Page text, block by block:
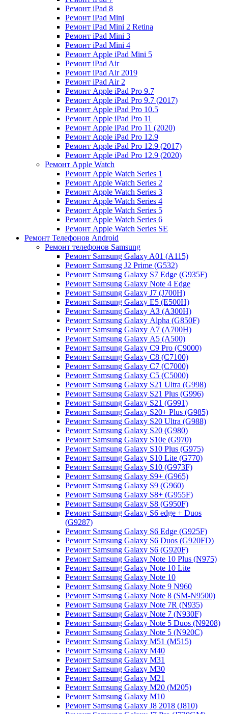
Ремонт iPad 8
Ремонт iPad Mini
Ремонт iPad Mini 2 Retina
Ремонт iPad Mini 3
Ремонт iPad Mini 4
Ремонт Apple iPad Mini 5
Ремонт iPad Air
Ремонт iPad Air 2019
Ремонт iPad Air 2
Ремонт Apple iPad Pro 9.7
Ремонт Apple iPad Pro 9.7 (2017)
Ремонт Apple iPad Pro 10.5
Ремонт Apple iPad Pro 11
Ремонт Apple iPad Pro 11 (2020)
Ремонт Apple iPad Pro 12.9
Ремонт Apple iPad Pro 12.9 (2017)
Ремонт Apple iPad Pro 12.9 (2020)
Ремонт Apple Watch
Ремонт Apple Watch Series 1
Ремонт Apple Watch Series 2
Ремонт Apple Watch Series 3
Ремонт Apple Watch Series 4
Ремонт Apple Watch Series 5
Ремонт Apple Watch Series 6
Ремонт Apple Watch Series SE
Ремонт Телефонов Android
Ремонт телефонов Samsung
Ремонт Samsung Galaxy A01 (A115)
Ремонт Samsung J2 Prime (G532)
Ремонт Samsung Galaxу S7 Edge (G9З5F)
Ремонт Samsung Galaxу Note 4 Edge
Ремонт Samsung Galaxу J7 (J700H)
Ремонт Samsung Galaxу E5 (E500H)
Ремонт Samsung Galaxу AЗ (AЗ00H)
Ремонт Samsung Galaxу Alpha (G850F)
Ремонт Samsung Galaxу A7 (A700H)
Ремонт Samsung Galaxу A5 (A500)
Ремонт Samsung Galaxy С9 Pro (C9000)
Ремонт Samsung Galaxy С8 (C7100)
Ремонт Samsung Galaxy С7 (C7000)
Ремонт Samsung Galaxy С5 (C5000)
Ремонт Samsung Galaxy S21 Ultra (G998)
Ремонт Samsung Galaxy S21 Plus (G996)
Ремонт Samsung Galaxy S21 (G991)
Ремонт Samsung Galaxy S20+ Plus (G985)
Ремонт Samsung Galaxy S20 Ultra (G988)
Ремонт Samsung Galaxy S20 (G980)
Ремонт Samsung Galaxy S10e (G970)
Ремонт Samsung Galaxy S10 Plus (G975)
Ремонт Samsung Galaxy S10 Lite (G770)
Ремонт Samsung Galaxy S10 (G973F)
Ремонт Samsung Galaxy S9+ (G965)
Ремонт Samsung Galaxy S9 (G960)
Ремонт Samsung Galaxy S8+ (G955F)
Ремонт Samsung Galaxy S8 (G950F)
Ремонт Samsung Galaxy S6 edge + Duos
(G9287)
Ремонт Samsung Galaxy S6 Edge (G925F)
Ремонт Samsung Galaxy S6 Duos (G920FD)
Ремонт Samsung Galaxy S6 (G920F)
Ремонт Samsung Galaxy Note 10 Plus (N975)
Ремонт Samsung Galaxy Note 10 Lite
Ремонт Samsung Galaxy Note 10
Ремонт Samsung Galaxy Note 9 N960
Ремонт Samsung Galaxy Note 8 (SM-N9500)
Ремонт Samsung Galaxy Note 7R (N935)
Ремонт Samsung Galaxy Note 7 (N930F)
Ремонт Samsung Galaxy Note 5 Duos (N9208)
Ремонт Samsung Galaxy Note 5 (N920C)
Ремонт Samsung Galaxy M51 (M515)
Ремонт Samsung Galaxy M40
Ремонт Samsung Galaxy M31
Ремонт Samsung Galaxy M30
Ремонт Samsung Galaxy M21
Ремонт Samsung Galaxy M20 (M205)
Ремонт Samsung Galaxy M10
Ремонт Samsung Galaxy J8 2018 (J810)